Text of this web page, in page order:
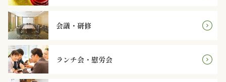
5,000
～
7,999
円
会議・研修
ランチ会・慰労会